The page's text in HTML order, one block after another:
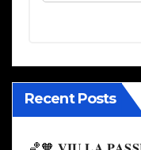
Recent Posts